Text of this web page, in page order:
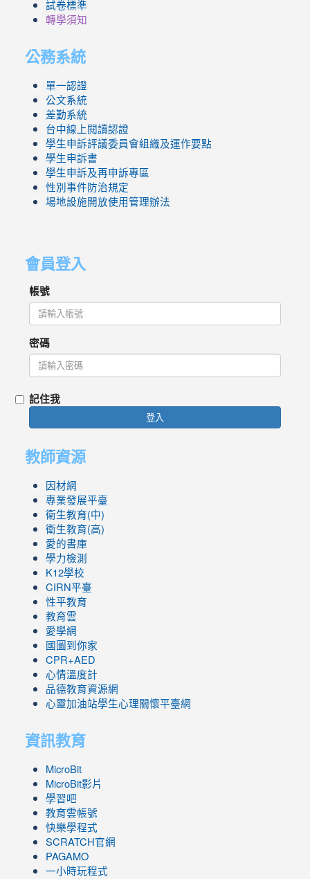
試卷標準
轉學須知
公務系統
單一認證
公文系統
差勤系統
台中線上閱讀認證
學生申訴評議委員會組織及運作要點
學生申訴書
學生申訴及再申訴專區
性別事件防治規定
場地設施開放使用管理辦法
會員登入
帳號
密碼
記住我
登入
教師資源
因材網
專業發展平臺
衛生教育(中)
衛生教育(高)
愛的書庫
學力檢測
K12學校
CIRN平臺
性平教育
教育雲
愛學網
國圖到你家
CPR+AED
心情溫度計
品德教育資源網
心靈加油站學生心理關懷平臺網
資訊教育
MicroBit
MicroBit影片
學習吧
教育雲帳號
快樂學程式
SCRATCH官網
PAGAMO
一小時玩程式